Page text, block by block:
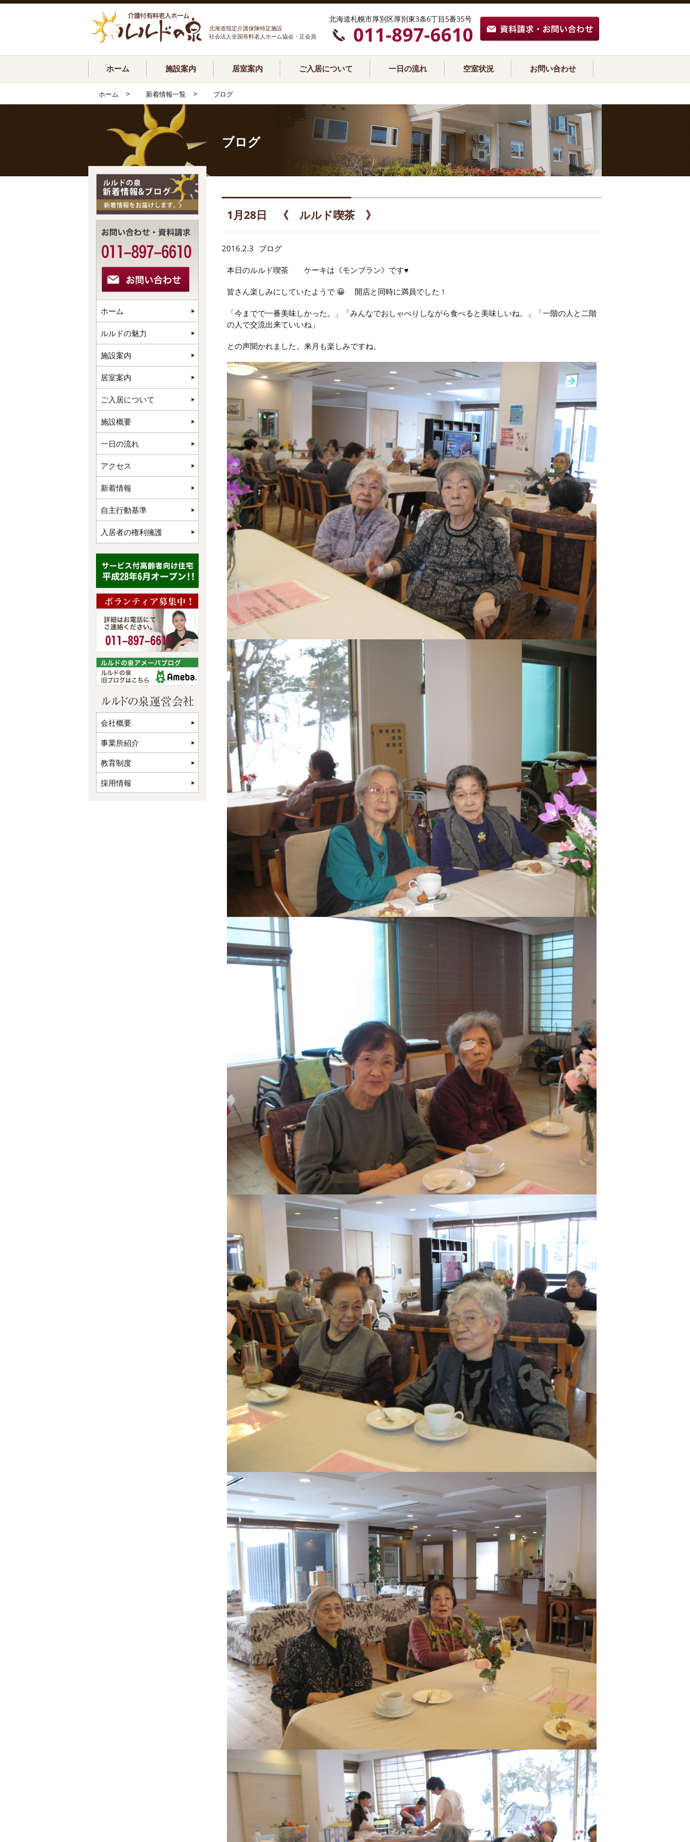
北海道指定介護保険特定施設
社会法人全国有料老人ホーム協会・正会員
北海道札幌市厚別区厚別東3条6丁目5番35号
011-897-6610
ホーム 施設案内 居室案内 ご入居について 一日の流れ 空室状況 お問い合わせ
ホーム > 新着情報一覧 > ブログ
ブログ
1月28日 《 ルルド喫茶 》
2016.2.3 ブログ
本日のルルド喫茶 ケーキは《モンブラン》です♥
皆さん楽しみにしていたようで 😀 開店と同時に満員でした！
「今までで一番美味しかった。」「みんなでおしゃべりしながら食べると美味しいね。」「一階の人と二階
の人で交流出来ていいね」
との声聞かれました。来月も楽しみですね。
ホーム
ルルドの魅力
施設案内
居室案内
ご入居について
施設概要
一日の流れ
アクセス
新着情報
自主行動基準
入居者の権利擁護
会社概要
事業所紹介
教育制度
採用情報